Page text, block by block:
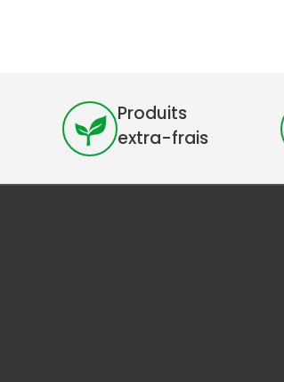
Produits
extra-frais